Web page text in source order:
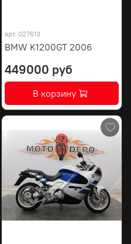
арт. 027613
BMW K1200GT 2006
449000 руб
В корзину